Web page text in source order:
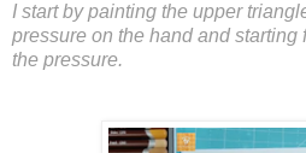
I start by painting the upper
pressure on the hand and starting
the pressure.